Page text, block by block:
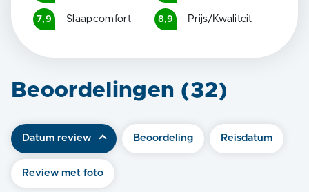
7,9 Slaapcomfort 8,9 Prijs/Kwaliteit
Beoordelingen (32)
Datum review Beoordeling Reisdatum
Review met foto